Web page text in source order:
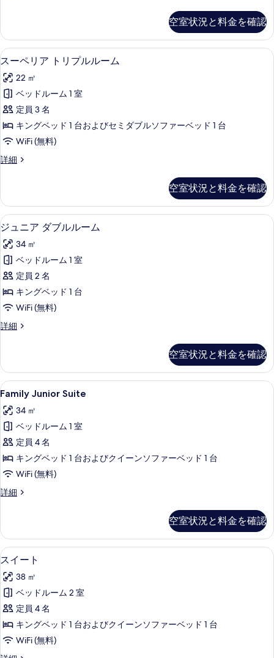
を
表
示
す
る
写
真
を
表
示
す
る
Castle
View
の
細
空室状況と料金を確認
ス
ー
ペ
リ
ア
ト
リ
プ
ル
ー
ム
の
す
べ
て
の
写
表
示
す
る
スーペリア トリプルルーム | 低刺激
4
スーペリア トリプルルーム
22 ㎡
ベッドルーム 1 室
定員 3 名
キングベッド 1 台およびセミダブルソファーベッド 1 台
WiFi (無料)
詳細
ス
ア
ト
リ
ル
ル
ム
の
詳
細
空室状況と料金を確認
ジ
ュ
ニ
ア
ダ
ブ
ル
ル
ム
の
す
べ
て
の
写
真
を
す
る
ジュニア ダブルルーム | 低刺激性寝
4
ジュニア ダブルルーム
34 ㎡
ベッドルーム 1 室
定員 2 名
キングベッド 1 台
WiFi (無料)
詳細
ジ
ダ
ブ
ル
ー
ム
詳
細
空室状況と料金を確認
Family
Junior
Suite
の
す
べ
て
の
を
表
示
す
る
Family Junior Suite | 低刺激性寝具
4
Family Junior Suite
34 ㎡
ベッドルーム 1 室
定員 4 名
キングベッド 1 台およびクイーンソファーベッド 1 台
WiFi (無料)
詳細
Family
詳
細
空室状況と料金を確認
ス
イ
ー
ト
の
す
べ
スイート | 低刺激性寝具、セーフテ
4
スイート
38 ㎡
ベッドルーム 2 室
定員 4 名
キングベッド 1 台およびクイーンソファーベッド 1 台
WiFi (無料)